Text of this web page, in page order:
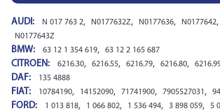
AUDI: N 017 763 2, N0177632Z, N0177636, N0177642,
N0177643Z
BMW: 63 12 1 354 619, 63 12 2 165 687
CITROEN: 6216.30, 6216.55, 6216.79, 6216.80,
DAF: 135 4888
FIAT: 10784190, 14152090, 71741900, 7905527031 ,
FORD: 1 013 818, 1 066 802, 1 536 494, 3 898 059, 5